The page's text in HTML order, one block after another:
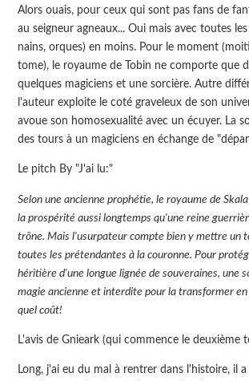
Alors ouais, pour ceux qui sont pas fans de
au seigneur agneaux... Oui mais avec toutes
nains, orques) en moins. Pour le moment
tome), le royaume de Tobin ne comporte que
quelques magiciens et une sorcière. Autre
l'auteur exploite le coté graveleux de son
avoue son homosexualité avec un écuyer. La
des tours à un magiciens en échange de
Le pitch By "J'ai lu:"
Selon une ancienne prophétie, le royaume de
la prospérité aussi longtemps qu'une reine
trône. Mais l'usurpateur compte bien y mettre un
toutes les prétendantes à la couronne. Pour
héritière d'une longue lignée de souveraines, une
magie ancienne et interdite pour la transformer en
quel coût!
L'avis de Gnieark (qui commence le deuxième
Long, j'ai eu du mal à rentrer dans l'histoire, il